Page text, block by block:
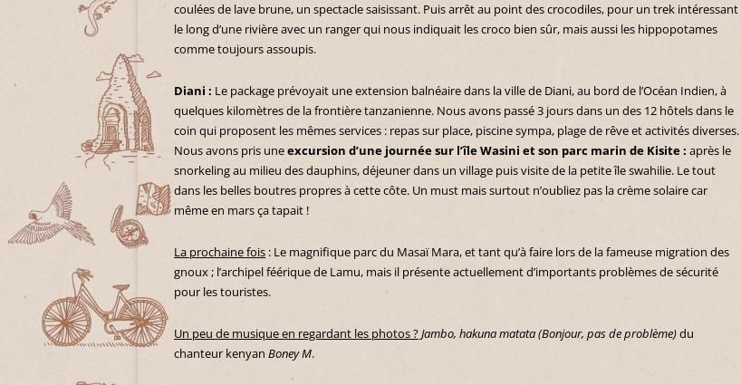
coulées de lave brune, un spectacle saisissant. Puis arrêt au point des crocodiles, pour un trek intéressant
le long d’une rivière avec un ranger qui nous indiquait les croco bien sûr, mais aussi les hippopotames
comme toujours assoupis.
Diani : Le package prévoyait une extension balnéaire dans la ville de Diani, au bord de l’Océan Indien, à
quelques kilomètres de la frontière tanzanienne. Nous avons passé 3 jours dans un des 12 hôtels dans le
coin qui proposent les mêmes services : repas sur place, piscine sympa, plage de rêve et activités diverses.
Nous avons pris uneexcursion d’une journée sur l’île Wasini et son parc marin de Kisite : après le
snorkeling au milieu des dauphins, déjeuner dans un village puis visite de la petite île swahilie. Le tout
dans les belles boutres propres à cette côte. Un must mais surtout n’oubliez pas la crème solaire car
même en mars ça tapait !
La prochaine fois : Le magnifique parc du Masaï Mara, et tant qu’à faire lors de la fameuse migration des
gnoux ; l’archipel féérique de Lamu, mais il présente actuellement d’importants problèmes de sécurité
pour les touristes.
Un peu de musique en regardant les photos ?Jambo, hakuna matata (Bonjour, pas de problème)du
chanteur kenyan Boney M.